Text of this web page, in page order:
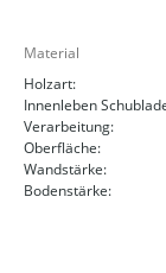
Material
Holzart:
Innenleben
Verarbeitung:
Oberfläche:
Wandstärke:
Bodenstärke: